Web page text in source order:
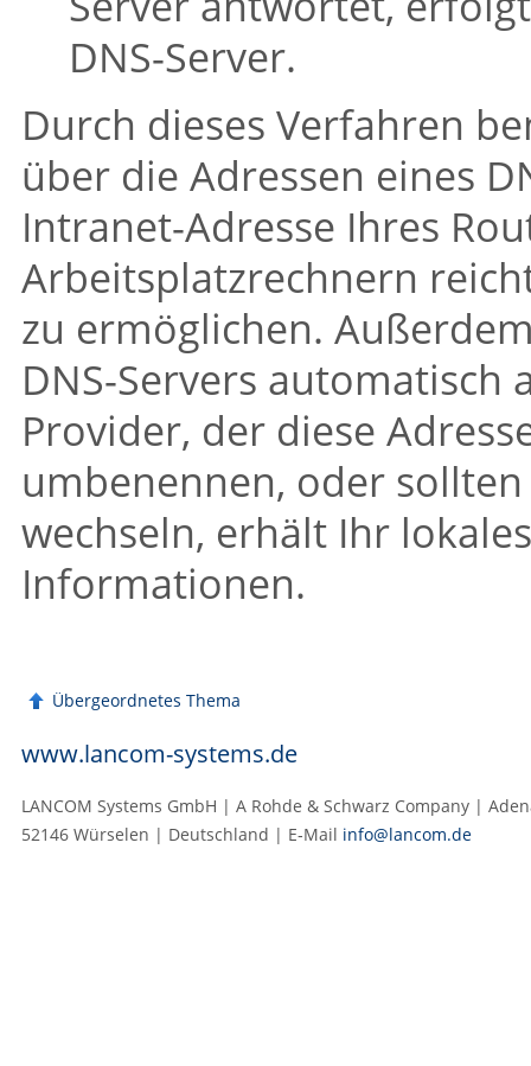
DNS-Server.
Durch dieses Verfahren
über die Adressen eines
Intranet-Adresse Ihres
Arbeitsplatzrechnern
zu ermöglichen.
DNS-Servers automatisch
Provider, der diese
umbenennen, oder
wechseln, erhält Ihr
Informationen.
Übergeordnetes Thema
www.lancom-systems.de
LANCOM Systems GmbH | A Rohde & Schwarz Company |
52146 Würselen | Deutschland | E‑Mail info@lancom.de